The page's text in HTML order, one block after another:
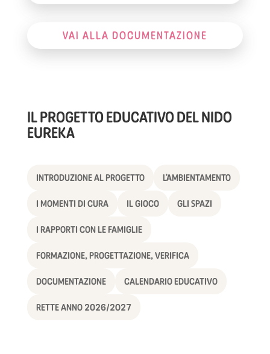
VAI ALLA DOCUMENTAZIONE
IL PROGETTO EDUCATIVO DEL NIDO
EUREKA
INTRODUZIONE AL PROGETTO L'AMBIENTAMENTO
I MOMENTI DI CURA IL GIOCO GLI SPAZI
I RAPPORTI CON LE FAMIGLIE
FORMAZIONE, PROGETTAZIONE, VERIFICA
DOCUMENTAZIONE CALENDARIO EDUCATIVO
RETTE ANNO 2026/2027